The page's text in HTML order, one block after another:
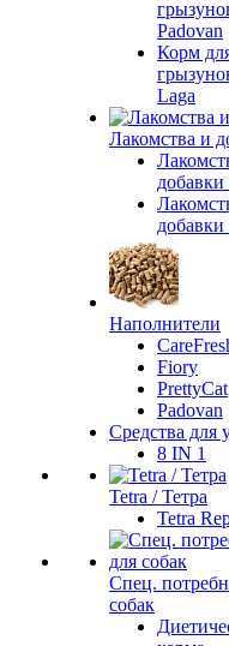
Padovan
Корм
Laga
Лакомства и
добавки
Наполнители
Fiory
PrettyCat
Padovan
Средства для
8 IN 1
Tetra / Тетра
Tetra
Спец.
собак